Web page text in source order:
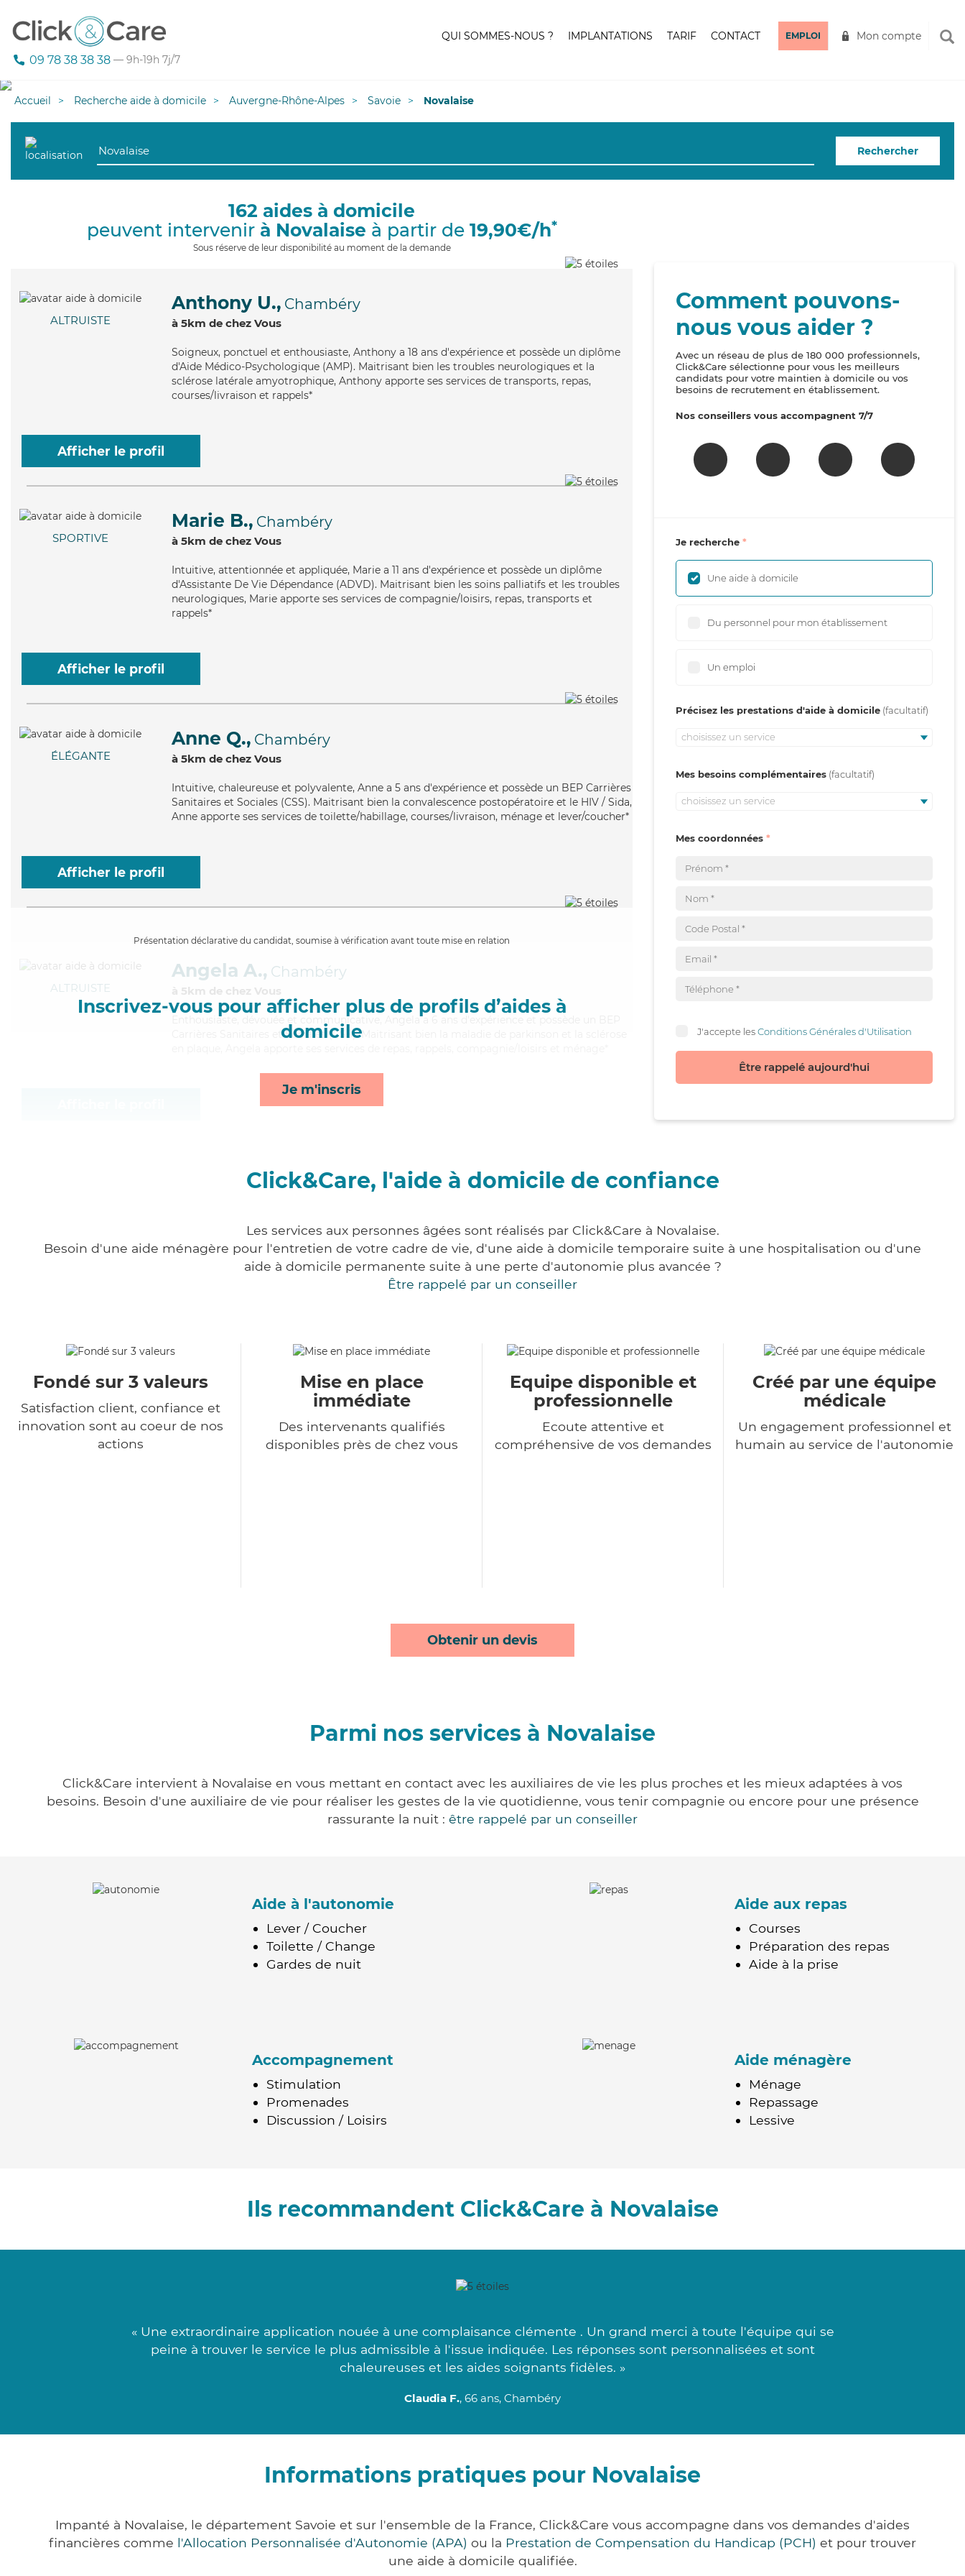
09 78 38 38 38 — 9h-19h 7j/7
QUI SOMMES-NOUS ? IMPLANTATIONS TARIF CONTACT EMPLOI Mon compte
Accueil Recherche aide à domicile Auvergne-Rhône-Alpes Savoie Novalaise
Rechercher
162 aides à domicile
peuvent intervenir à Novalaise à partir de 19,90€/h*
Sous réserve de leur disponibilité au moment de la demande
ALTRUISTE
Anthony U., Chambéry
à 5km de chez Vous
Soigneux, ponctuel et enthousiaste, Anthony a 18 ans d'expérience et possède un diplôme
d'Aide Médico-Psychologique (AMP). Maitrisant bien les troubles neurologiques et la
sclérose latérale amyotrophique, Anthony apporte ses services de transports, repas,
courses/livraison et rappels*
Afficher le profil
SPORTIVE
Marie B., Chambéry
à 5km de chez Vous
Intuitive, attentionnée et appliquée, Marie a 11 ans d'expérience et possède un diplôme
d'Assistante De Vie Dépendance (ADVD). Maitrisant bien les soins palliatifs et les troubles
neurologiques, Marie apporte ses services de compagnie/loisirs, repas, transports et
rappels*
Afficher le profil
ÉLÉGANTE
Anne Q., Chambéry
à 5km de chez Vous
Intuitive, chaleureuse et polyvalente, Anne a 5 ans d'expérience et possède un BEP Carrières
Sanitaires et Sociales (CSS). Maitrisant bien la convalescence postopératoire et le HIV / Sida,
Anne apporte ses services de toilette/habillage, courses/livraison, ménage et lever/coucher*
Afficher le profil
Présentation déclarative du candidat, soumise à vérification avant toute mise en relation
Inscrivez-vous pour afficher plus de profils d’aides à
domicile
Je m'inscris
ALTRUISTE
Angela A., Chambéry
à 5km de chez Vous
Enthousiaste
, dévouée et communicative, Angela a 6 ans d'expérience et possède un BEP
Carrières Sanitaires et Sociales (CSS). Maitrisant bien la maladie de parkinson et la sclérose
Comment pouvons-
nous vous aider ?
Avec un réseau de plus de 180 000 professionnels,
Click&Care sélectionne pour vous les meilleurs
candidats pour votre maintien à domicile ou vos
besoins de recrutement en établissement.
Nos conseillers vous accompagnent 7/7
Je recherche
Une aide à domicile
Du personnel pour mon établissement
Un emploi
Précisez les prestations d'aide à domicile
choisissez un service
Mes besoins complémentaires
choisissez un service
Mes coordonnées
J'accepte lesConditions Générales d'Utilisation
Être rappelé aujourd'hui
Click&Care, l'aide à domicile de confiance
Les services aux personnes âgées sont réalisés par Click&Care à Novalaise.
Besoin d'une aide ménagère pour l'entretien de votre cadre de vie, d'une aide à domicile temporaire suite à une hospitalisation ou d'une
aide à domicile permanente suite à une perte d'autonomie plus avancée ?
Être rappelé par un conseiller
Fondé sur 3 valeurs
Satisfaction client, confiance et
innovation sont au coeur de nos
actions
Mise en place
immédiate
Des intervenants qualifiés
disponibles près de chez vous
Equipe disponible et
professionnelle
Ecoute attentive et
compréhensive de vos demandes
Créé par une équipe
médicale
Un engagement professionnel et
humain au service de l'autonomie
Obtenir un devis
Parmi nos services à Novalaise
Click&Care intervient à Novalaise en vous mettant en contact avec les auxiliaires de vie les plus proches et les mieux adaptées à vos
besoins. Besoin d'une auxiliaire de vie pour réaliser les gestes de la vie quotidienne, vous tenir compagnie ou encore pour une présence
rassurante la nuit : être rappelé par un conseiller
Aide à l'autonomie
Lever / Coucher
Toilette / Change
Gardes de nuit
Aide aux repas
Courses
Préparation des repas
Aide à la prise
Accompagnement
Stimulation
Promenades
Discussion / Loisirs
Aide ménagère
Ménage
Repassage
Lessive
Ils recommandent Click&Care à Novalaise
« Une extraordinaire application nouée à une complaisance clémente . Un grand merci à toute l'équipe qui se
peine à trouver le service le plus admissible à l'issue indiquée. Les réponses sont personnalisées et sont
chaleureuses et les aides soignants fidèles. »
Claudia F., 66 ans, Chambéry
Informations pratiques pour Novalaise
Impanté à Novalaise, le département Savoie et sur l'ensemble de la France, Click&Care vous accompagne dans vos demandes d'aides
financières comme l'Allocation Personnalisée d'Autonomie (APA) ou la Prestation de Compensation du Handicap (PCH) et pour trouver
une aide à domicile qualifiée.